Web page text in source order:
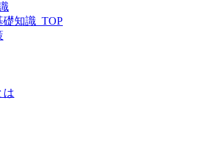
知識_TOP
は